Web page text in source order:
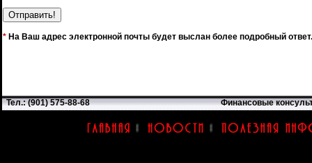
* На Ваш адрес электронной почты будет выслан более подробный ответ.
Тел.: (901) 575-88-68 Финансовые